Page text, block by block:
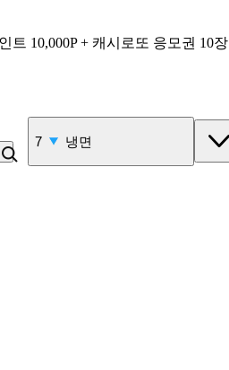
트 10,000P + 캐시로또 응모권 10장
7 냉면